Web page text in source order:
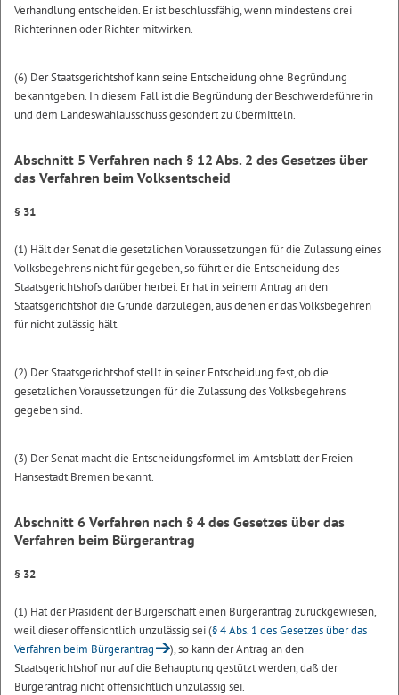
Verhandlung entscheiden. Er ist beschlussfähig, wenn mindestens drei
Richterinnen oder Richter mitwirken.
(6) Der Staatsgerichtshof kann seine Entscheidung ohne Begründung
bekanntgeben. In diesem Fall ist die Begründung der Beschwerdeführerin
und dem Landeswahlausschuss gesondert zu übermitteln.
Abschnitt 5 Verfahren nach § 12 Abs. 2 des Gesetzes über
das Verfahren beim Volksentscheid
§ 31
(1) Hält der Senat die gesetzlichen Voraussetzungen für die Zulassung eines
Volksbegehrens nicht für gegeben, so führt er die Entscheidung des
Staatsgerichtshofs darüber herbei. Er hat in seinem Antrag an den
Staatsgerichtshof die Gründe darzulegen, aus denen er das Volksbegehren
für nicht zulässig hält.
(2) Der Staatsgerichtshof stellt in seiner Entscheidung fest, ob die
gesetzlichen Voraussetzungen für die Zulassung des Volksbegehrens
gegeben sind.
(3) Der Senat macht die Entscheidungsformel im Amtsblatt der Freien
Hansestadt Bremen bekannt.
Abschnitt 6 Verfahren nach § 4 des Gesetzes über das
Verfahren beim Bürgerantrag
§ 32
(1) Hat der Präsident der Bürgerschaft einen Bürgerantrag zurückgewiesen,
weil dieser offensichtlich unzulässig sei (§ 4 Abs. 1 des Gesetzes über das
Verfahren beim Bürgerantrag
), so kann der Antrag an den
Staatsgerichtshof nur auf die Behauptung gestützt werden, daß der
Bürgerantrag nicht offensichtlich unzulässig sei.